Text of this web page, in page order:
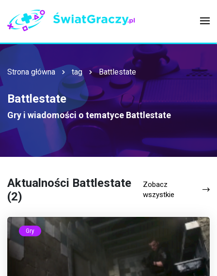
Strona główna tag Battlestate
Battlestate
Gry i wiadomości o tematyce Battlestate
Aktualności Battlestate
(2)
Zobacz
wszystkie
Gry